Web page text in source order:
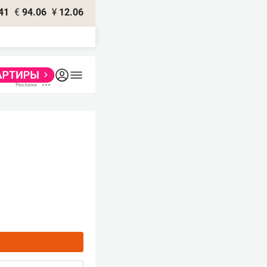
€ 94.06 ¥ 12.06